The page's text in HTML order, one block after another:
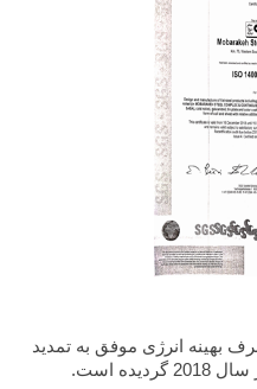
ما
بهینه انرژی موفق به تمدید
گردیده است.